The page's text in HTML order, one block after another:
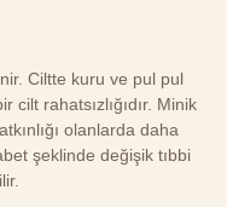
Ciltte kuru ve pul pul
cilt rahatsızlığıdır. Minik
olanlarda daha
şeklinde değişik tıbbi